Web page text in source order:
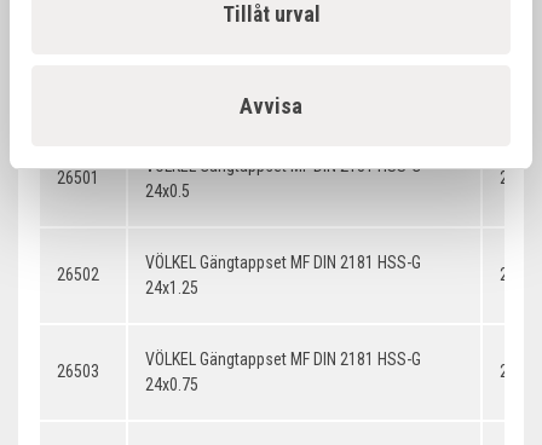
Tillåt urval
Avvisa
26501
VÖLKEL Gängtappset MF DIN 2181 HSS-G
24x0.5
26502
VÖLKEL Gängtappset MF DIN 2181 HSS-G
24x1.25
26503
VÖLKEL Gängtappset MF DIN 2181 HSS-G
24x0.75